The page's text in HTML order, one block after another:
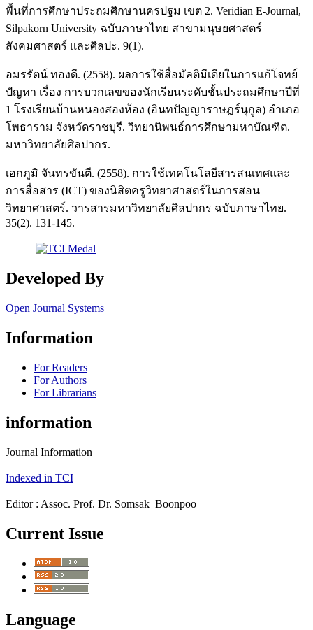
พื้นที่การศึกษาประถมศึกษานครปฐม เขต 2. Veridian E-Journal,
Silpakorn University ฉบับภาษาไทย สาขามนุษยศาสตร์
สังคมศาสตร์ และศิลปะ. 9(1).
อมรรัตน์ ทองดี. (2558). ผลการใช้สื่อมัลติมีเดียในการแก้โจทย์
ปัญหา เรื่อง การบวกเลขของนักเรียนระดับชั้นประถมศึกษาปีที่
1 โรงเรียนบ้านหนองสองห้อง (อินทปัญญาราษฎร์นุกูล) อำเภอ
โพธาราม จังหวัดราชบุรี. วิทยานิพนธ์การศึกษามหาบัณฑิต.
มหาวิทยาลัยศิลปากร.
เอกภูมิ จันทรขันตี. (2558). การใช้เทคโนโลยีสารสนเทศและ
การสื่อสาร (ICT) ของนิสิตครูวิทยาศาสตร์ในการสอน
วิทยาศาสตร์. วารสารมหาวิทยาลัยศิลปากร ฉบับภาษาไทย.
35(2). 131-145.
Developed By
Open Journal Systems
Information
For Readers
For Authors
For Librarians
information
Journal Information
Indexed in TCI
Editor : Assoc. Prof. Dr. Somsak Boonpoo
Current Issue
Language